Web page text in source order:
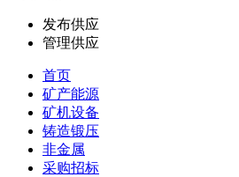
发布供应
管理供应
首页
矿产能源
矿机设备
铸造锻压
非金属
采购招标